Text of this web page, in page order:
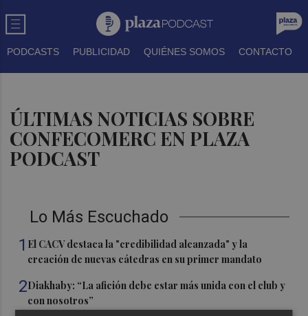
PODCASTS PUBLICIDAD QUIÉNES SOMOS CONTACTO
ÚLTIMAS NOTICIAS SOBRE
CONFECOMERC EN PLAZA
PODCAST
Lo Más Escuchado
1 El CACV destaca la "credibilidad alcanzada" y la
creación de nuevas cátedras en su primer mandato
2Diakhaby: “La afición debe estar más unida con el club y
con nosotros”